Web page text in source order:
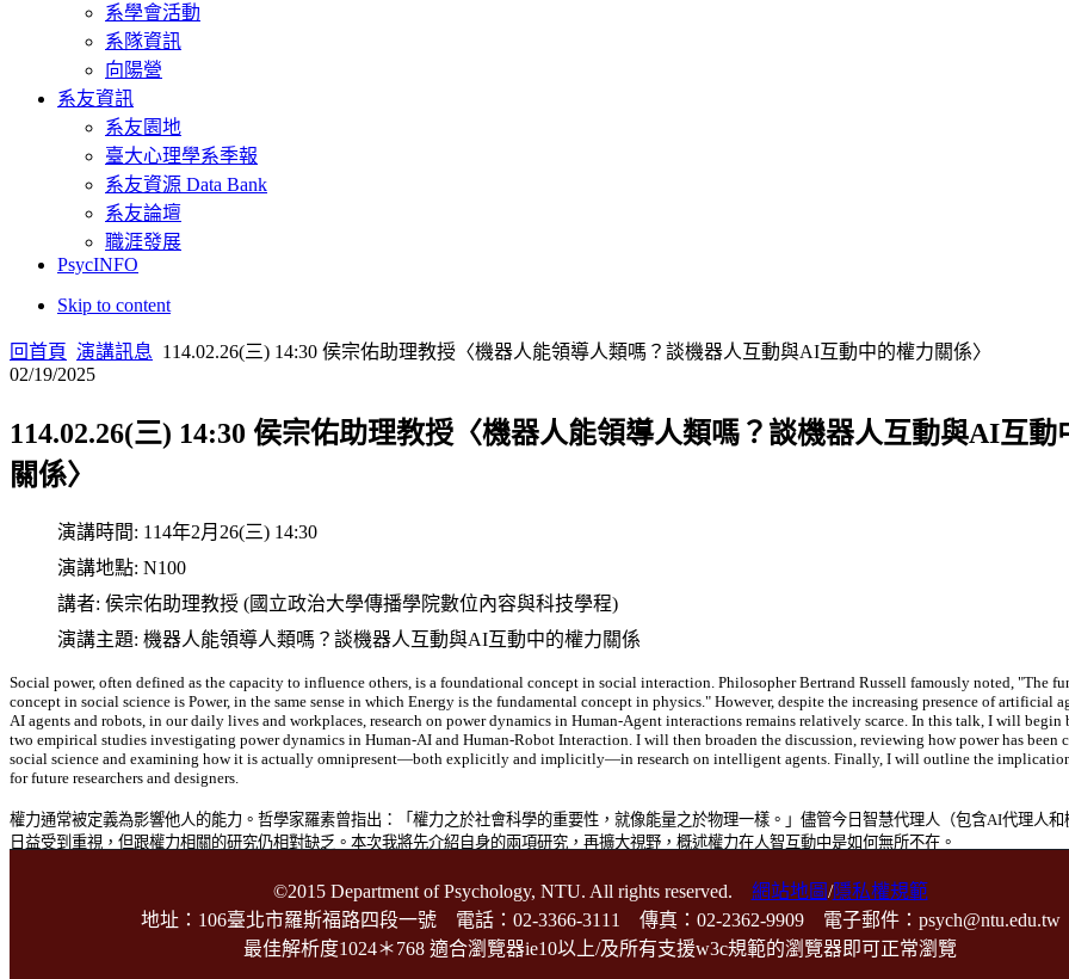
系學會活動
系隊資訊
向陽營
系友資訊
系友園地
臺大心理學系季報
系友資源 Data Bank
系友論壇
職涯發展
PsycINFO
Skip to content
回首頁 演講訊息 114.02.26(三) 14:30 侯宗佑助理教授〈機器人能領導人類嗎？談機器人互動與AI互動中的權力關係〉
02/19/2025
114.02.26(三) 14:30 侯宗佑助理教授〈機器人能領導人類嗎？談機器人互動與AI互動
關係〉
演講時間: 114年2月26(三) 14:30
演講地點: N100
講者: 侯宗佑助理教授 (國立政治大學傳播學院數位內容與科技學程)
演講主題: 機器人能領導人類嗎？談機器人互動與AI互動中的權力關係
Social power, often defined as the capacity to influence others, is a foundational concept in social interaction. Philosopher Bertrand Russell famously noted, "The
concept in social science is Power, in the same sense in which Energy is the fundamental concept in physics." However, despite the increasing presence of artificial
AI agents and robots, in our daily lives and workplaces, research on power dynamics in Human-Agent interactions remains relatively scarce. In this talk, I will begin
two empirical studies investigating power dynamics in Human-AI and Human-Robot Interaction. I will then broaden the discussion, reviewing how power has been
social science and examining how it is actually omnipresent—both explicitly and implicitly—in research on intelligent agents. Finally, I will outline the
for future researchers and designers.
權力通常被定義為影響他人的能力。哲學家羅素曾指出：「權力之於社會科學的重要性，就像能量之於物理一樣。」儘管今日智慧代理人（包含AI代理人
日益受到重視，但跟權力相關的研究仍相對缺乏。本次我將先介紹自身的兩項研究，再擴大視野，概述權力在人智互動中是如何無所不在。
114.02.26(三) 14:30 侯宗佑助理教授〈機器人能領導人類嗎？談機器人互動與AI互動中的權力關係〉
©2015 Department of Psychology, NTU. All rights reserved. 網站地圖/隱私權規範
地址：106臺北市羅斯福路四段一號 電話：02-3366-3111 傳真：02-2362-9909 電子郵件：psych@ntu.edu.tw
最佳解析度1024＊768 適合瀏覽器ie10以上/及所有支援w3c規範的瀏覽器即可正常瀏覽